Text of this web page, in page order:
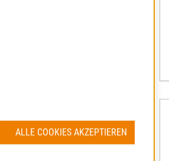
ALLE COOKIES AKZEPTIEREN